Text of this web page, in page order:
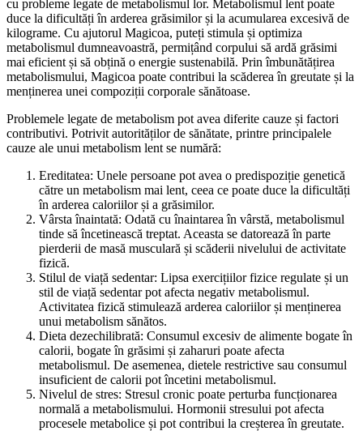
cu probleme legate de metabolismul lor. Metabolismul lent poate
duce la dificultăți în arderea grăsimilor și la acumularea excesivă de
kilograme. Cu ajutorul Magicoa, puteți stimula și optimiza
metabolismul dumneavoastră, permițând corpului să ardă grăsimi
mai eficient și să obțină o energie sustenabilă. Prin îmbunătățirea
metabolismului, Magicoa poate contribui la scăderea în greutate și la
menținerea unei compoziții corporale sănătoase.
Problemele legate de metabolism pot avea diferite cauze și factori
contributivi. Potrivit autorităților de sănătate, printre principalele
cauze ale unui metabolism lent se numără:
Ereditatea: Unele persoane pot avea o predispoziție genetică
către un metabolism mai lent, ceea ce poate duce la dificultăți
în arderea caloriilor și a grăsimilor.
Vârsta înaintată: Odată cu înaintarea în vârstă, metabolismul
tinde să încetinească treptat. Aceasta se datorează în parte
pierderii de masă musculară și scăderii nivelului de activitate
fizică.
Stilul de viață sedentar: Lipsa exercițiilor fizice regulate și un
stil de viață sedentar pot afecta negativ metabolismul.
Activitatea fizică stimulează arderea caloriilor și menținerea
unui metabolism sănătos.
Dieta dezechilibrată: Consumul excesiv de alimente bogate în
calorii, bogate în grăsimi și zaharuri poate afecta
metabolismul. De asemenea, dietele restrictive sau consumul
insuficient de calorii pot încetini metabolismul.
Nivelul de stres: Stresul cronic poate perturba funcționarea
normală a metabolismului. Hormonii stresului pot afecta
procesele metabolice și pot contribui la creșterea în greutate.